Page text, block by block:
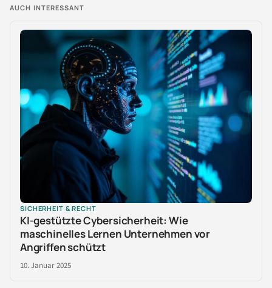
AUCH INTERESSANT
SICHERHEIT & RECHT
KI-gestützte Cybersicherheit: Wie
maschinelles Lernen Unternehmen vor
Angriffen schützt
10. Januar 2025